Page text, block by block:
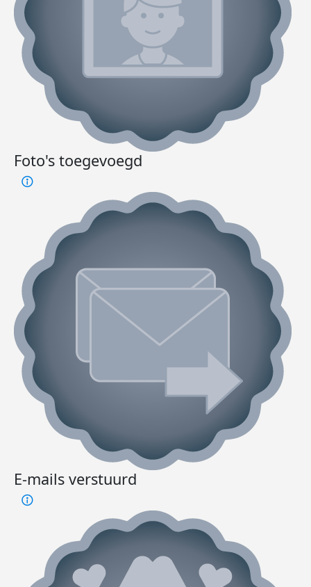
Foto's toegevoegd
E-mails verstuurd